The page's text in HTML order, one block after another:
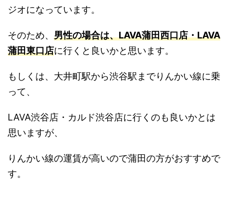
ジオになっています。
そのため、 男性の場合は、LAVA蒲田西口店・LAVA
蒲田東口店に行くと良いかと思います。
もしくは、大井町駅から渋谷駅までりんかい線に乗
って、
LAVA渋谷店・カルド渋谷店に行くのも良いかとは
思いますが、
りんかい線の運賃が高いので蒲田の方がおすすめで
す。